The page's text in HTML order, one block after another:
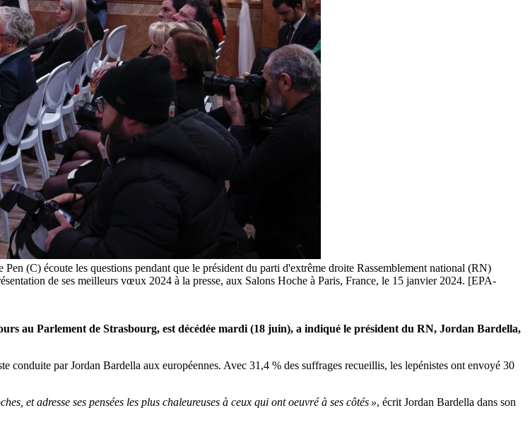
(C) écoute les questions pendant que le président du parti d'extrême droite Rassemblement national (RN)
de ses meilleurs vœux 2024 à la presse, aux Salons Hoche à Paris, France, le 15 janvier 2024. [EPA-
au Parlement de Strasbourg, est décédée mardi (18 juin), a indiqué le président du RN, Jordan Bardella,
par Jordan Bardella aux européennes. Avec 31,4 % des suffrages recueillis, les lepénistes ont envoyé 30
et adresse ses pensées les plus chaleureuses à ceux qui ont oeuvré à ses côtés », écrit Jordan Bardella dans son